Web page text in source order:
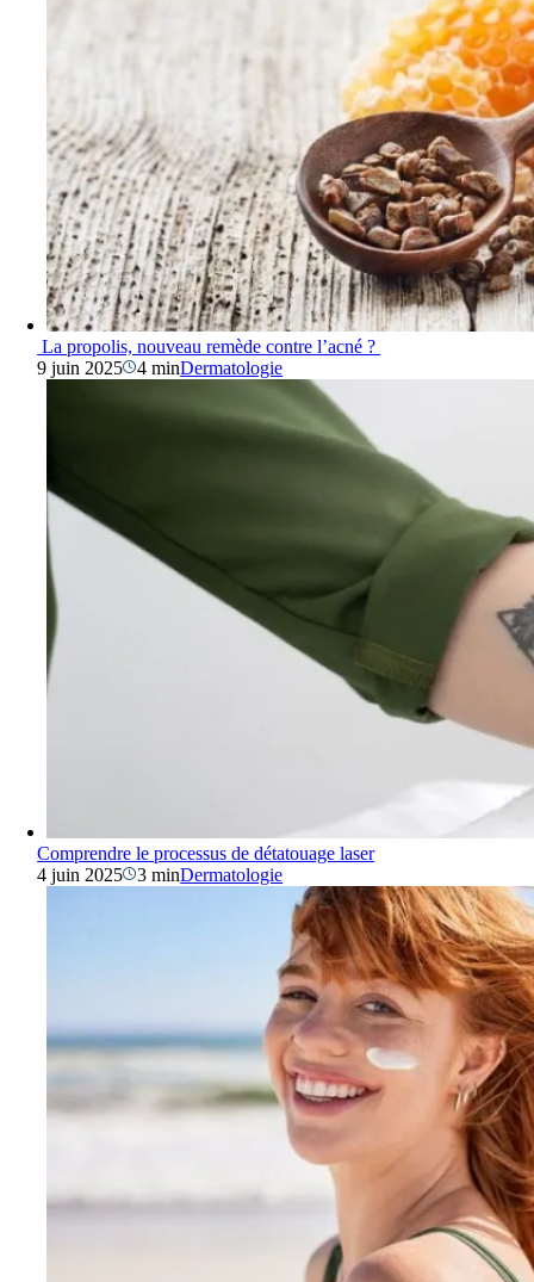
La propolis, nouveau remède contre l’acné ?
9 juin 2025
4 minDermatologie
Comprendre le processus de détatouage laser
4 juin 2025
3 minDermatologie